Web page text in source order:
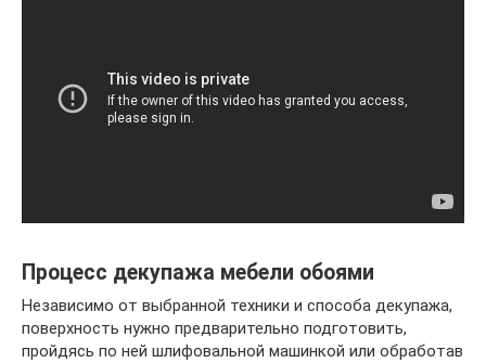
Процесс декупажа мебели обоями
Независимо от выбранной техники и способа декупажа,
поверхность нужно предварительно подготовить,
пройдясь по ней шлифовальной машинкой или обработав